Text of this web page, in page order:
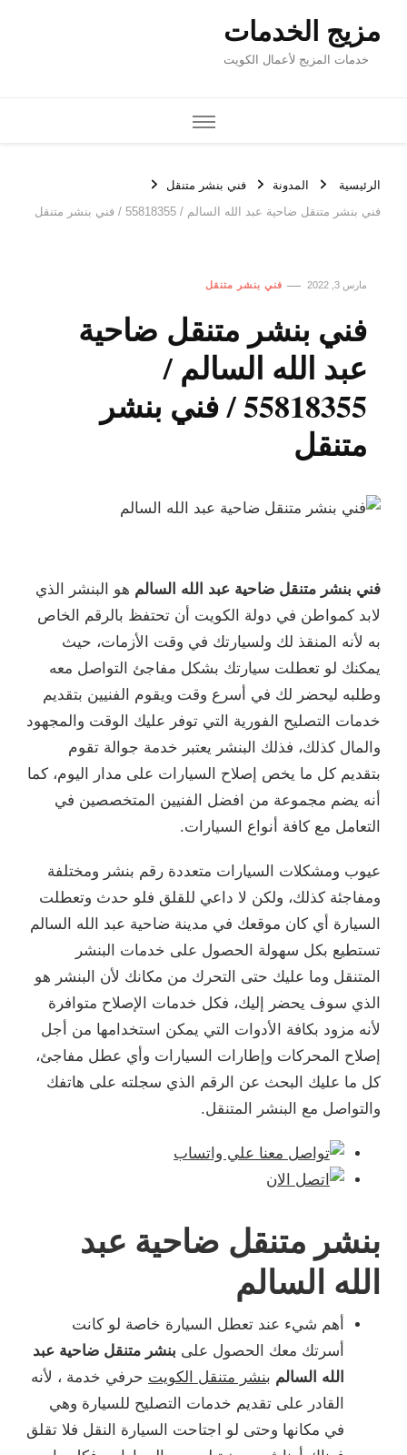
مزيج الخدمات
خدمات المزيج لأعمال الكويت
الرئيسية المدونة
فني بنشر متنقل
فني بنشر متنقل ضاحية عبد الله السالم / 55818355‬ / فني بنشر متنقل
مارس 3, 2022 فني بنشر متنقل
فني بنشر متنقل ضاحية
عبد الله السالم /
55818355‬ / فني بنشر
متنقل
فني بنشر متنقل ضاحية عبد الله السالم هو البنشر الذي
لابد كمواطن في دولة الكويت أن تحتفظ بالرقم الخاص
به لأنه المنقذ لك ولسيارتك في وقت الأزمات، حيث
يمكنك لو تعطلت سيارتك بشكل مفاجئ التواصل معه
وطلبه ليحضر لك في أسرع وقت ويقوم الفنيين بتقديم
خدمات التصليح الفورية التي توفر عليك الوقت والمجهود
والمال كذلك، فذلك البنشر يعتبر خدمة جوالة تقوم
بتقديم كل ما يخص إصلاح السيارات على مدار اليوم، كما
أنه يضم مجموعة من افضل الفنيين المتخصصين في
التعامل مع كافة أنواع السيارات.
عيوب ومشكلات السيارات متعددة رقم بنشر ومختلفة
ومفاجئة كذلك، ولكن لا داعي للقلق فلو حدث وتعطلت
السيارة أي كان موقعك في مدينة ضاحية عبد الله السالم
تستطيع بكل سهولة الحصول على خدمات البنشر
المتنقل وما عليك حتى التحرك من مكانك لأن البنشر هو
الذي سوف يحضر إليك، فكل خدمات الإصلاح متوافرة
لأنه مزود بكافة الأدوات التي يمكن استخدامها من أجل
إصلاح المحركات وإطارات السيارات وأي عطل مفاجئ،
كل ما عليك البحث عن الرقم الذي سجلته على هاتفك
والتواصل مع البنشر المتنقل.
بنشر متنقل ضاحية عبد
الله السالم
أهم شيء عند تعطل السيارة خاصة لو كانت
أسرتك معك الحصول على بنشر متنقل ضاحية عبد
الله السالم بنشر متنقل الكويت حرفي خدمة ، لأنه
القادر على تقديم خدمات التصليح للسيارة وهي
في مكانها وحتى لو اجتاحت السيارة النقل فلا تقلق